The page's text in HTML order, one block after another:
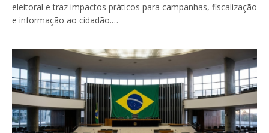
eleitoral e traz impactos práticos para campanhas, fiscalização
e informação ao cidadão.…